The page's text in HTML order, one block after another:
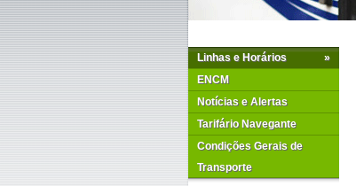
»
Linhas e Horários
ENCM
Notícias e Alertas
Tarifário Navegante
Condições Gerais de
Transporte